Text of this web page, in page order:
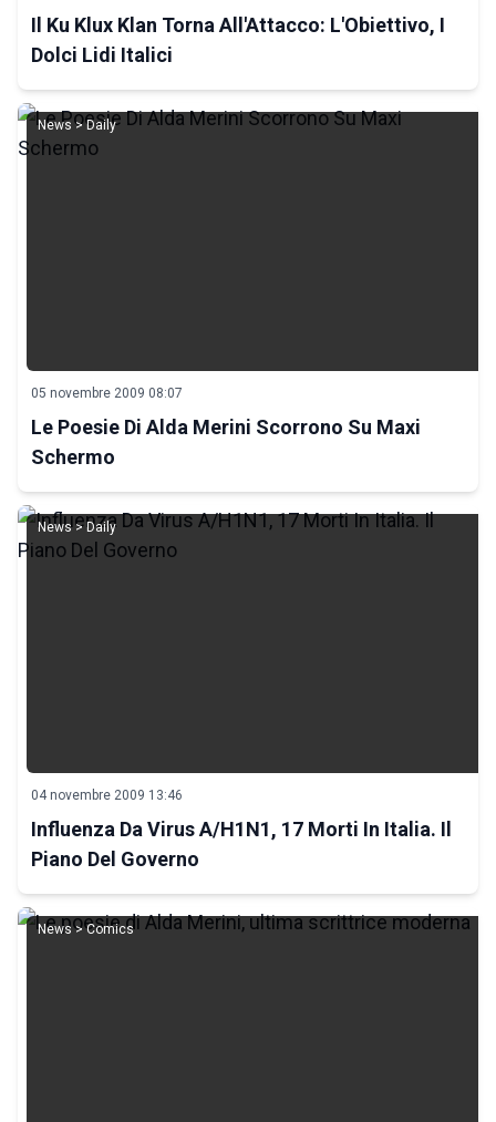
Il Ku Klux Klan Torna All'Attacco: L'Obiettivo, I
Dolci Lidi Italici
News > Daily
05 novembre 2009 08:07
Le Poesie Di Alda Merini Scorrono Su Maxi
Schermo
News > Daily
04 novembre 2009 13:46
Influenza Da Virus A/H1N1, 17 Morti In Italia. Il
Piano Del Governo
News > Comics